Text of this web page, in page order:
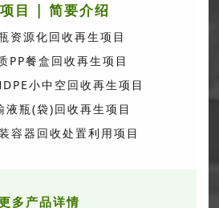
目 | 简要介绍
资源化回收再生项目
PP餐盒回收再生项目
小中空回收再生项目
液瓶(袋)回收再生项目
容器回收处置利用项目
多产品详情